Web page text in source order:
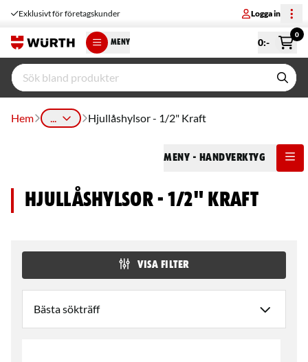
Exklusivt för företagskunder Logga in
MENY 0:-
0
Hem ... Hjullåshylsor - 1/2" Kraft
Meny - Handverktyg
Hjullåshylsor - 1/2" Kraft
VISA FILTER